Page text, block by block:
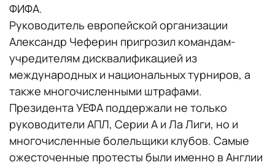
ФИФА.
Руководитель европейской организации
Александр Чеферин пригрозил командам-
учредителям дисквалификацией из
международных и национальных турниров, а
также многочисленными штрафами.
Президента УЕФА поддержали не только
руководители АПЛ, Серии А и Ла Лиги, но и
многочисленные болельщики клубов. Самые
ожесточенные протесты были именно в Англии